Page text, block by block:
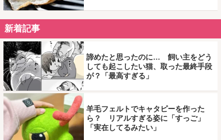
新着記事
諦めたと思ったのに… 飼い主をどう
しても起こしたい猫、取った最終手段
が？「最高すぎる」
羊毛フェルトでキャタピーを作った
ら？ リアルすぎる姿に「すっご」
「実在してるみたい」